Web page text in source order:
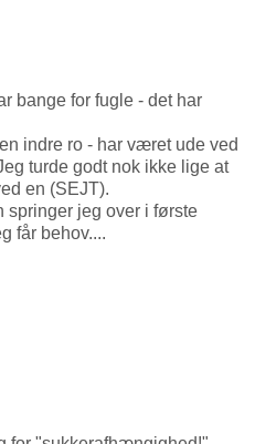
bange for fugle - det har
indre ro - har været ude ved
turde godt nok ikke lige at
en (SEJT).
springer jeg over i første
får behov....